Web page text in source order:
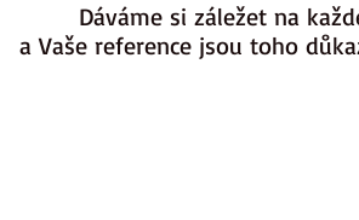
Dáváme si záležet na
a Vaše reference jsou toho